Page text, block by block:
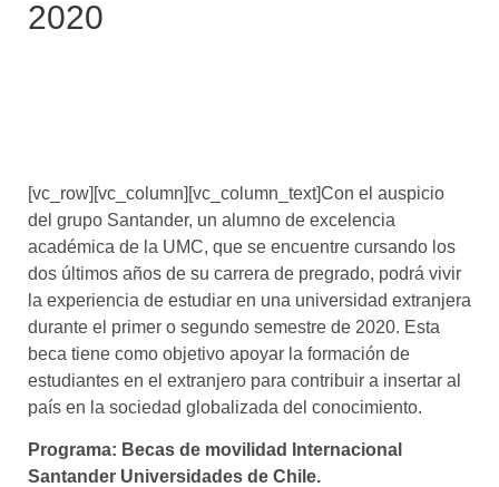
2020
[vc_row][vc_column][vc_column_text]Con el auspicio
del grupo Santander, un alumno de excelencia
académica de la UMC, que se encuentre cursando los
dos últimos años de su carrera de pregrado, podrá vivir
la experiencia de estudiar en una universidad extranjera
durante el primer o segundo semestre de 2020. Esta
beca tiene como objetivo apoyar la formación de
estudiantes en el extranjero para contribuir a insertar al
país en la sociedad globalizada del conocimiento.
Programa: Becas de movilidad Internacional
Santander Universidades de Chile.